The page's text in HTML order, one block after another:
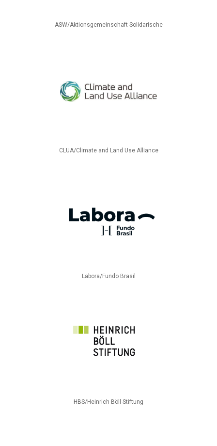
ASW/Aktionsgemeinschaft Solidarische
CLUA/Climate and Land Use Alliance
Labora/Fundo Brasil
HBS/Heinrich Böll Stiftung